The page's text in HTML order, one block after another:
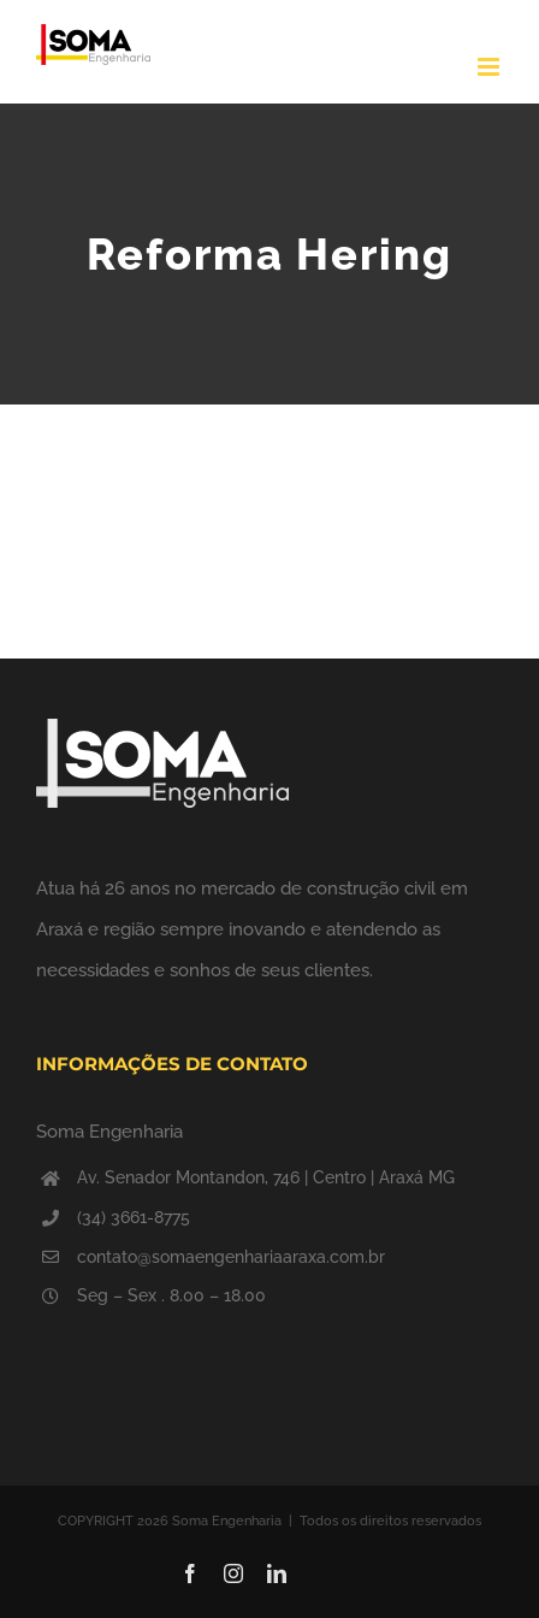
o
Reforma Hering
Atua há 26 anos no mercado de construção civil em
Araxá e região sempre inovando e atendendo as
necessidades e sonhos de seus clientes.
INFORMAÇÕES DE CONTATO
Soma Engenharia
Av. Senador Montandon, 746 | Centro | Araxá MG
(34) 3661-8775
contato@somaengenhariaaraxa.com.br
Seg – Sex . 8.00 – 18.00
COPYRIGHT 2026 Soma Engenharia | Todos os direitos reservados
FacebookInstagramLinkedIn